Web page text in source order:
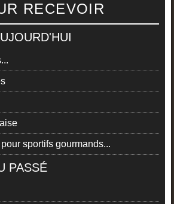
RECEVOIR
sportifs gourmands...
PASSÉ